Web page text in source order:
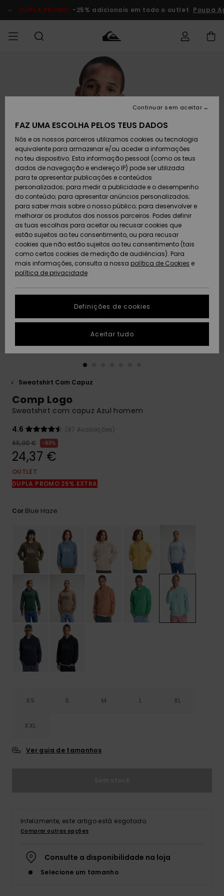
do
DUPLA PROMO -25% adicionais em todo o outlet Poupa
Roupas
Calçado e
chinelos
Surfe/água
Snow
Artigos
recém-
chegados
Coleções
MENINO
Roupas
Calçado e
chinelos
Surfe/água
Neve
Artigos
recém-
chegados
Highlights
MULHER
Shop
chegados
Highlights
Snow
SURF
Surf Shop
Homem
Crianças
Highlights
Community
SNOW
Artigos
Neve
Homem
Artigos
Criança
Snow Shop
Feminino
Highlights
Community
DUPLA
PROMO
Outlet
Homem
Criança
Outlet
Mulher
AJUDA
Acede à tua
Devoluções
Pagamento
Cartão
presente
Quiksilver
Freedom
Protecção de
dados
Guia de
tamanhos
conversa para
obteres a
resposta mais
rápida à tua
respostas
para as
formulário de
contacto.
SUSTAINABILITY
PRESENTE
DESEJO
Sweatshirt Com Capuz
Comp Logo
Sweatshirt com capuz Azul homem
4.6
(87 Avaliações)
65,00 €
63%
24,37 €
OUTLET
DUPLA PROMO 25% EXTRA
Cor Blue Haze
XS S M L XL
XXL
Ver guia de tamanhos
Infelizmente, este artigo está esgotado.
Comprar outras opções
Consulte a disponibilidade na loja
Selecione um tamanho
FAZ UMA ESCOLHA PELOS TEUS DADOS
Nós e os nossos parceiros utilizamos cookies ou tecnologia
equivalente para armazenar e/ou aceder a informações
no teu dispositivo. Esta informação pessoal (como os teus
dados de navegação e endereço IP) pode ser utilizada
para te apresentar publicações e conteúdos
personalizados; para medir a publicidade e o desempenho
do conteúdo; para apresentar anúncios personalizados;
para saber mais sobre o nosso público; para desenvolver e
melhorar os produtos dos nossos parceiros. Podes definir
as tuas escolhas para aceitar ou recusar cookies que
estão sujeitos ao teu consentimento, ou para recusar
cookies que não estão sujeitos ao teu consentimento (tais
como certos cookies de medição de audiências). Para
mais informações, consulta a nossa política de Cookies e
política de privacidade
Definições de cookies
Continuar sem aceitar
Aceitar tudo